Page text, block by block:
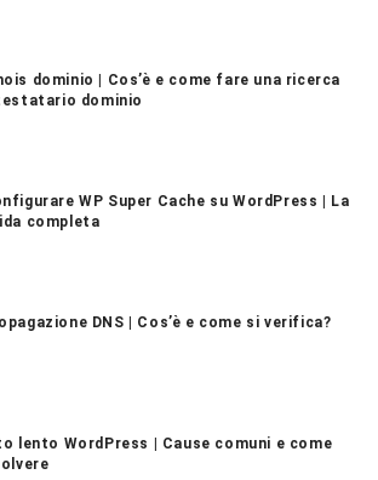
dominio | Cos’è e come fare una ricerca
dominio
WP Super Cache su WordPress | La
completa
DNS | Cos’è e come si verifica?
lento WordPress | Cause comuni e come